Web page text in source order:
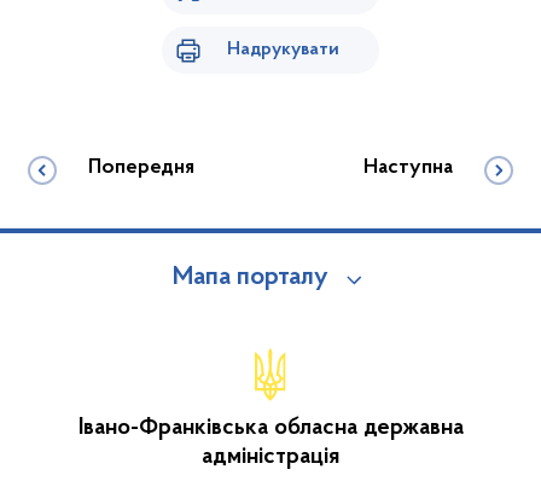
Надрукувати
Попередня Наступна
Мапа порталу
Івано-Франківська обласна державна
адміністрація